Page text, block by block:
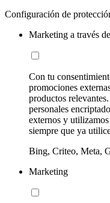
Configuración de
Marketing a través
Con tu
promociones
productos
personales
externos y
siempre que ya
Bing, Criteo, Meta,
Marketing